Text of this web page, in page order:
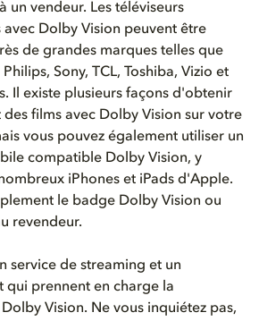
un vendeur. Les téléviseurs
avec Dolby Vision peuvent être
de grandes marques telles que
Philips, Sony, TCL, Toshiba, Vizio et
. existe plusieurs façons d'obtenir
des films avec Dolby Vision sur votre
vous pouvez également utiliser un
compatible Dolby Vision, y
iPhones et iPads d'Apple.
le badge Dolby Vision ou
revendeur.
service de streaming et un
qui prennent en charge la
Vision. Ne vous inquiétez pas,